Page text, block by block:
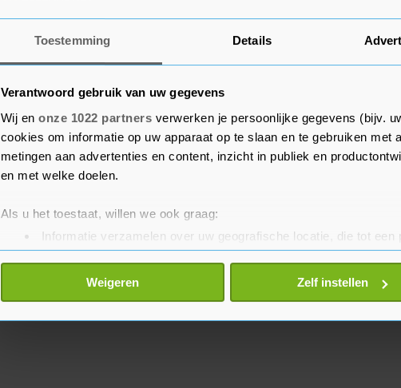
Toestemming Details
Verantwoord gebruik van uw gegevens
Wij en onze 1022 partners verwerken je persoonlijke gegevens (bijv.
cookies om informatie op uw apparaat op te slaan en te gebruiken met
metingen aan advertenties en content, inzicht in publiek en
en met welke doelen.
Als u het toestaat, willen we ook graag:
Informatie verzamelen over uw geografische locatie, die tot een
Uw apparaat identificeren door het actief te scannen op
Lees meer over hoe uw persoonlijke gegevens worden verwerkt en
toestemming op elk moment wijzigen of intrekken in de Cookieverklaring.
Weigeren Zelf instellen
Wereldgezondheidsorganisatie.